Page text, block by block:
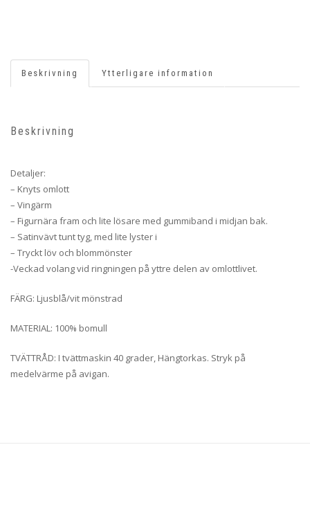
Beskrivning Ytterligare information
Beskrivning
Detaljer:
– Knyts omlott
– Vingärm
– Figurnära fram och lite lösare med gummiband i midjan bak.
– Satinvävt tunt tyg, med lite lyster i
– Tryckt löv och blommönster
-Veckad volang vid ringningen på yttre delen av omlottlivet.
FÄRG: Ljusblå/vit mönstrad
MATERIAL: 100% bomull
TVÄTTRÅD: I tvättmaskin 40 grader, Hängtorkas. Stryk på
medelvärme på avigan.